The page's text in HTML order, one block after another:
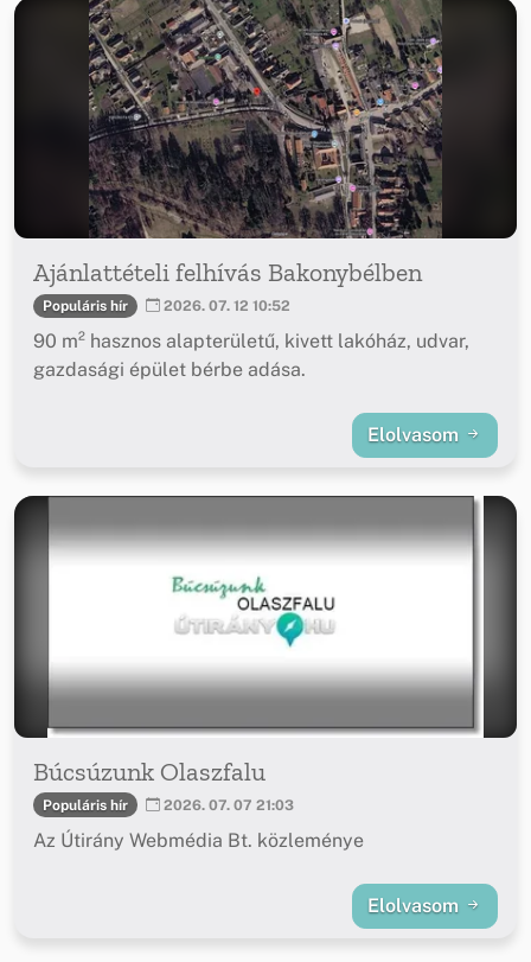
Ajánlattételi felhívás Bakonybélben
Populáris hír 2026. 07. 12 10:52
90 m² hasznos alapterületű, kivett lakóház, udvar,
gazdasági épület bérbe adása.
Elolvasom
Búcsúzunk Olaszfalu
Populáris hír 2026. 07. 07 21:03
Az Útirány Webmédia Bt. közleménye
Elolvasom